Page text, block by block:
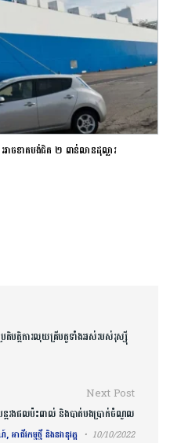
ាចខាតបង់ជិត ២ ពាន់លានដុល្លារ
បត្តិការលុយគ្រីបតូទាំងអស់របស់រុស្ស៊ី
Next Post
ន្តរងផលប៉ះពាល់ និងបាត់បងប្រាក់ចំណូល
, អាជីវកម្មថ្មី និងនវានុវត្ត 10/10/2022